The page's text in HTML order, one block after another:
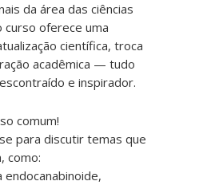
da área das ciências
curso oferece uma
científica, troca
acadêmica — tudo
e inspirador.
comum!
para discutir temas que
como:
endocanabinoide,